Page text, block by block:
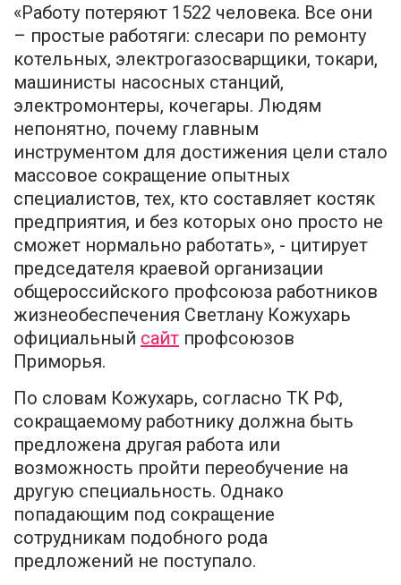
«Работу потеряют 1522 человека. Все они
– простые работяги: слесари по ремонту
котельных, электрогазосварщики, токари,
машинисты насосных станций,
электромонтеры, кочегары. Людям
непонятно, почему главным
инструментом для достижения цели стало
массовое сокращение опытных
специалистов, тех, кто составляет костяк
предприятия, и без которых оно просто не
сможет нормально работать», - цитирует
председателя краевой организации
общероссийского профсоюза работников
жизнеобеспечения Светлану Кожухарь
официальный сайт профсоюзов
Приморья.
По словам Кожухарь, согласно ТК РФ,
сокращаемому работнику должна быть
предложена другая работа или
возможность пройти переобучение на
другую специальность. Однако
попадающим под сокращение
сотрудникам подобного рода
предложений не поступало.